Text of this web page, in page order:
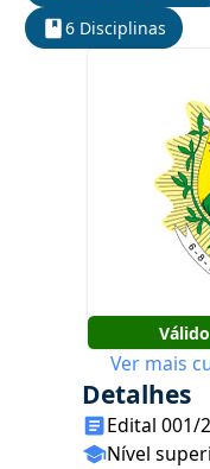
6 Disciplinas
Ver mais
Detalhes
Edital 001/
Nível